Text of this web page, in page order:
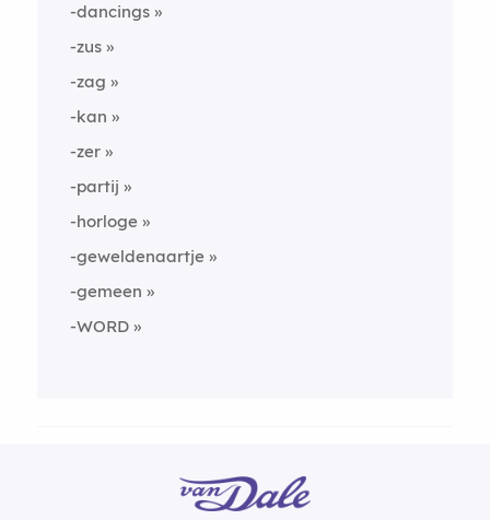
-dancings
-zus
-zag
-kan
-zer
-partij
-horloge
-geweldenaartje
-gemeen
-WORD